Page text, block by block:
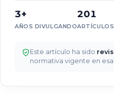
3+
AÑOS DIVULGANDO
201
ARTÍCULOS
Este artículo ha sido
normativa vigente en